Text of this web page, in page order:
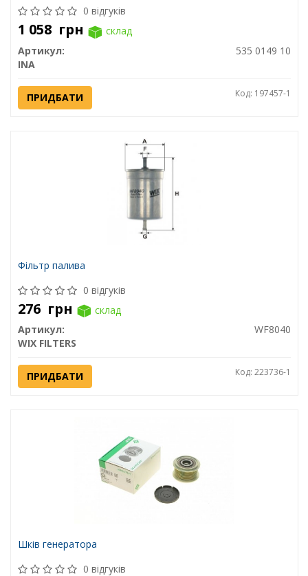
0 відгуків
1 058 грн
склад
Артикул:
535 0149 10
INA
ПРИДБАТИ Код: 197457-1
Фільтр палива
0 відгуків
276 грн
склад
Артикул:
WF8040
WIX FILTERS
ПРИДБАТИ Код: 223736-1
Шків генератора
0 відгуків